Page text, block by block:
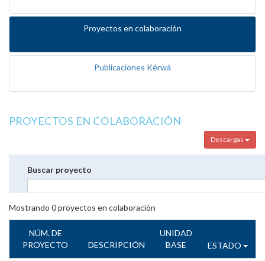
Proyectos en colaboración
Publicaciones Kérwá
PROYECTOS EN COLABORACIÓN
Descargas
Buscar proyecto
Mostrando 0proyectos en colaboración
NÚM. DE
PROYECTO
DESCRIPCIÓN
UNIDAD
BASE
ESTADO